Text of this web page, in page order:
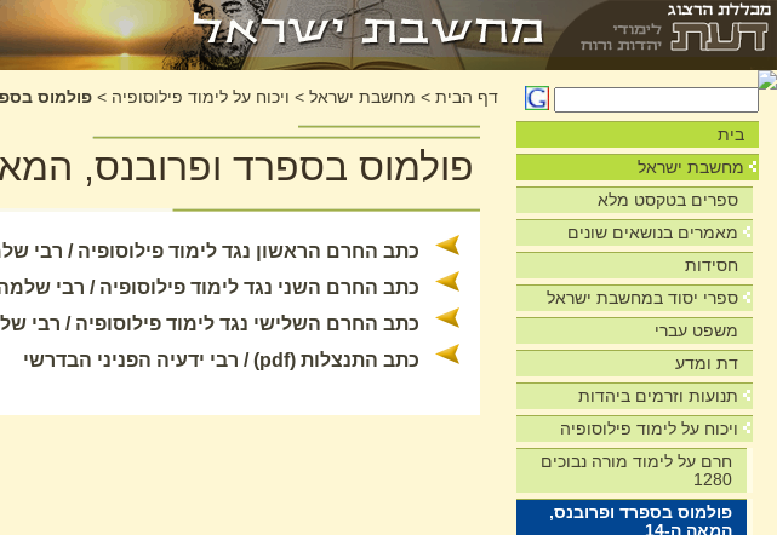
בית
מחשבת ישראל
ספרים בטקסט מלא
מאמרים בנושאים שונים
חסידות
ספרי יסוד במחשבת ישראל
משפט עברי
דת ומדע
תנועות וזרמים ביהדות
ויכוח על לימוד פילוסופיה
חרם על לימוד מורה נבוכים
1280
פולמוס בספרד ופרובנס,
המאה ה-14
דף הבית > מחשבת ישראל > ויכוח על לימוד פילוסופיה > פולמוס
פולמוס בספרד ופרובנס,
כתב החרם הראשון נגד לימוד פילוסופיה / רבי
כתב החרם השני נגד לימוד פילוסופיה / רבי
כתב החרם השלישי נגד לימוד פילוסופיה / רבי
כתב התנצלות (pdf) / רבי ידעיה הפניני הבדרשי